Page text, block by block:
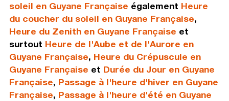
soleil en Guyane Française également Heure
du coucher du soleil en Guyane Française,
Heure du Zenith en Guyane Française et
surtout Heure de l'Aube et de l'Aurore en
Guyane Française, Heure du Crépuscule en
Guyane Française et Durée du Jour en Guyane
Française, Passage à l'heure d'hiver en Guyane
Française, Passage à l'heure d'été en Guyane